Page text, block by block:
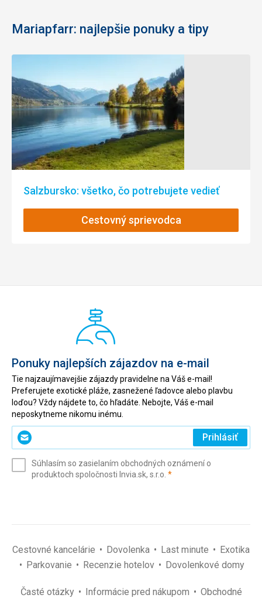
Strava
Šport
Chodili sme lyzovat do strediska Obertauern, ktore je
vzdialene 25km od ubytovania
Táto recenzia bola preložená automaticky pomocou
Google Translate
Mariapfarr: najlepšie ponuky a tipy
Salzbursko: všetko, čo potrebujete vedieť
Cestovný sprievodca
Ponuky najlepších zájazdov na e-mail
Tie najzaujímavejšie zájazdy pravidelne na Váš e-mail!
Preferujete exotické pláže, zasnežené ľadovce alebo plavbu
loďou? Vždy nájdete to, čo hľadáte. Nebojte, Váš e-mail
neposkytneme nikomu inému.
Zadajte
svoj
(povinné)
Prihlásiť
Súhlasím so zasielaním obchodných oznámení o
produktoch spoločnosti Invia.sk, s.r.o. *(povinné)
Cestovné kancelárie Dovolenka Last minute
Exotika
Parkovanie
Recenzie hotelov Dovolenkové domy
Časté otázky Informácie pred nákupom
Obchodné